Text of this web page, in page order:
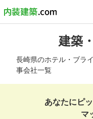
建築
長崎県のホテル・ブラ
事会社一覧
あなたにピ
マ